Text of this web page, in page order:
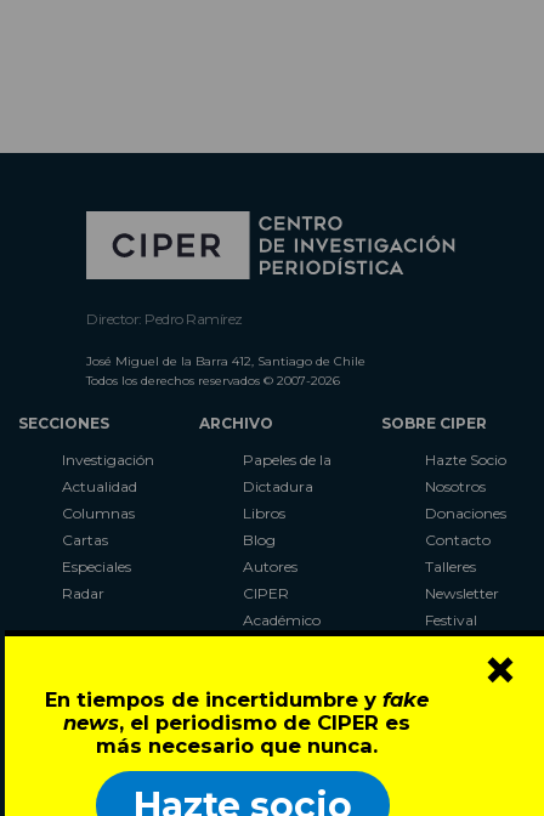
En tiempos de incertidumbre y fake
news, el periodismo de CIPER es
más necesario que nunca.
Hazte socio
×
Director: Pedro Ramírez
José Miguel de la Barra 412, Santiago de Chile
Todos los derechos reservados © 2007-2026
SECCIONES
Investigación
Actualidad
Columnas
Cartas
Especiales
Radar
ARCHIVO
Papeles de la
Dictadura
Libros
Blog
Autores
CIPER
Académico
Al Plebiscito
con CIPER
SOBRE CIPER
Hazte Socio
Nosotros
Donaciones
Contacto
Talleres
Newsletter
Festival